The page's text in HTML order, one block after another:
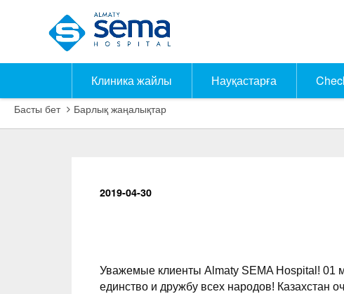
Клиника жайлы Науқастарға
Басты бет Барлық жаңалықтар
2019-04-30
Уважемые клиенты Almaty SEMA Hospital! 01
единство и дружбу всех народов! Казахстан